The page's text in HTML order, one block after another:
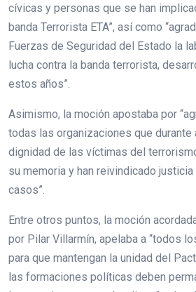
cívicas y personas que se han
banda Terrorista ETA”, así como
Fuerzas de Seguridad del Estado la
lucha contra la banda terrorista,
estos años”.
Asimismo, la moción apostaba por
todas las organizaciones que durante
dignidad de las víctimas del
su memoria y han reivindicado
casos”.
Entre otros puntos, la moción
por Pilar Villarmín, apelaba a “todos
para que mantengan la unidad del
las formaciones políticas deben